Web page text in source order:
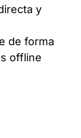
y
de forma
offline